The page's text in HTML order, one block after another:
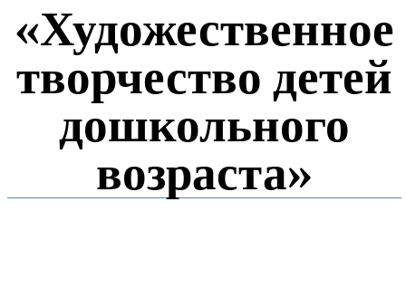
«Художественное
творчество детей
дошкольного
возраста»